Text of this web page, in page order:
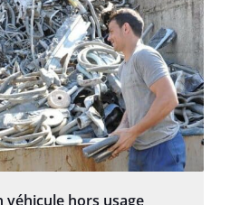
véhicule hors usage